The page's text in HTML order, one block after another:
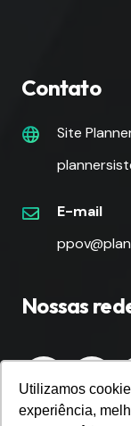
Utilizamos
experiência,
Contato
Site
E-mail
Nossas